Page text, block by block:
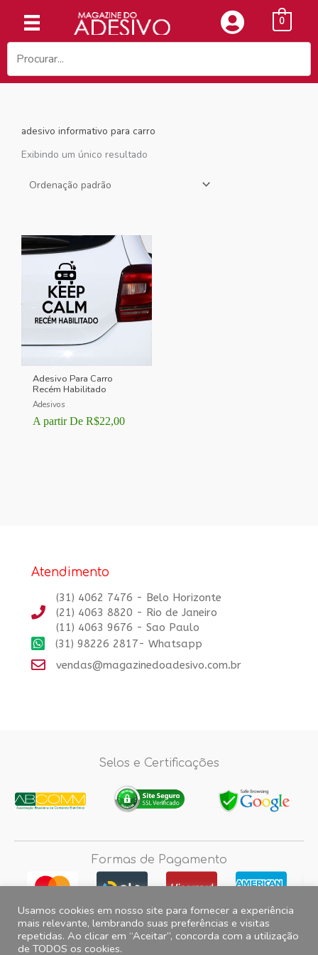
conteúdo
0
adesivo informativo para carro
Exibindo um único resultado
Adesivo Para Carro
Recém Habilitado
Adesivos
A partir De R$22,00
Atendimento
(31) 4062 7476 - Belo Horizonte
(21) 4063 8820 - Rio de Janeiro
(11) 4063 9676 - Sao Paulo
(31) 98226 2817- Whatsapp
vendas@magazinedoadesivo.com.br
Selos e Certificações
Formas de Pagamento
Fotos e imagens meramente ilustrativas, 2012© 2026 Magazine do
Usamos cookies em nosso site para fornecer a experiência
mais relevante, lembrando suas preferências e visitas
repetidas. Ao clicar em “Aceitar”, concorda com a utilização
de TODOS os cookies.